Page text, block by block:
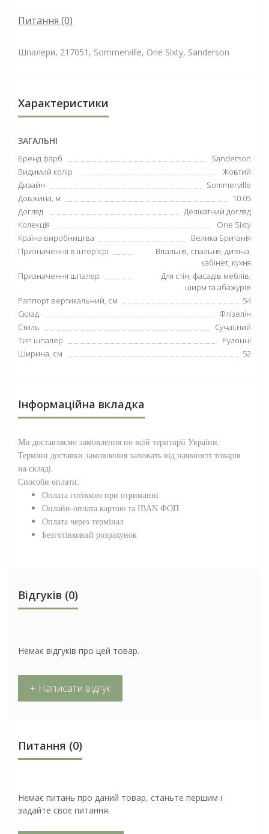
Питання (0)
Шпалери, 217051, Sommerville, One Sixty, Sanderson
Характеристики
ЗАГАЛЬНІ
Бренд фарб
Sanderson
Видимий колір
Жовтий
Дизайн
Sommerville
Довжина, м
10.05
Догляд
Делікатний догляд
Колекція
One Sixty
Країна виробництва
Велика Британія
Призначення в інтер'єрі
Вітальня, спальня, дитяча,
кабінет, кухня
Призначення шпалер
Для стін, фасадів меблів,
ширм та абажурів
Раппорт вертикальний, см
54
Склад
Флізелін
Стиль
Сучасний
Тип шпалер
Рулонні
Ширина, см
52
Інформаційна вкладка
Ми доставляємо замовлення по всій території України.
Терміни доставки замовлення залежать від наявності товарів
на складі.
Способи оплати:
Оплата готівкою при отриманні
Онлайн-оплата картою та IBAN ФОП
Оплата через термінал
Безготівковий розрахунок
Відгуків (0)
Немає відгуків про цей товар.
+ Написати відгук
Питання (0)
Немає питань про даний товар, станьте першим і
задайте своє питання.